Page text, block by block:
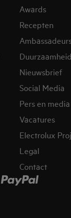
Awards
Recepten
Duurzaamheid
Nieuwsbrief
Social Media
Pers en media
Vacatures
Electrolux
Legal
Contact